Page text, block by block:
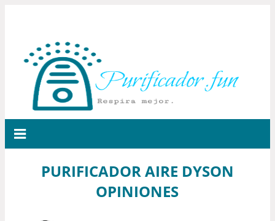
PURIFICADOR AIRE DYSON
OPINIONES